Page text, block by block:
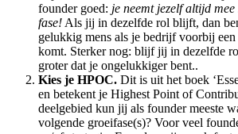
founder goed: je neemt jezelf altijd
fase! Als jij in dezelfde rol blijft, dan
gelukkig mens als je bedrijf voorbij een
komt. Sterker nog: blijf jij in dezelfde
groter dat je ongelukkiger bent..
Kies je HPOC. Dit is uit het boek
en betekent je Highest Point of
deelgebied kun jij als founder meeste
volgende groeifase(s)? Voor veel